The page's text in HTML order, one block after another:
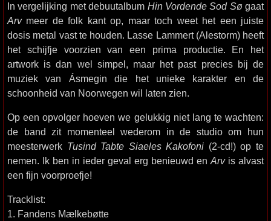
In vergelijking met debuutalbum Hin Vordende Sod Sø gaat
Arvmeer de folk kant op, maar toch weet het een juiste
dosis metal vast te houden. Lasse Lammert (Alestorm) heeft
het schijfje voorzien van een prima productie. En het
artwork is dan wel simpel, maar het past precies bij de
muziek van Ásmegin die het unieke karakter en de
schoonheid van Noorwegen wil laten zien.
Op een opvolger hoeven we gelukkig niet lang te wachten:
de band zit momenteel wederom in de studio om hun
meesterwerk Tusind Tabte Siaeles Kakofoni (2-cd!) op te
nemen. Ik ben in ieder geval erg benieuwd en Arvis alvast
een fijn voorproefje!
Tracklist:
1. Fandens Mælkebøtte